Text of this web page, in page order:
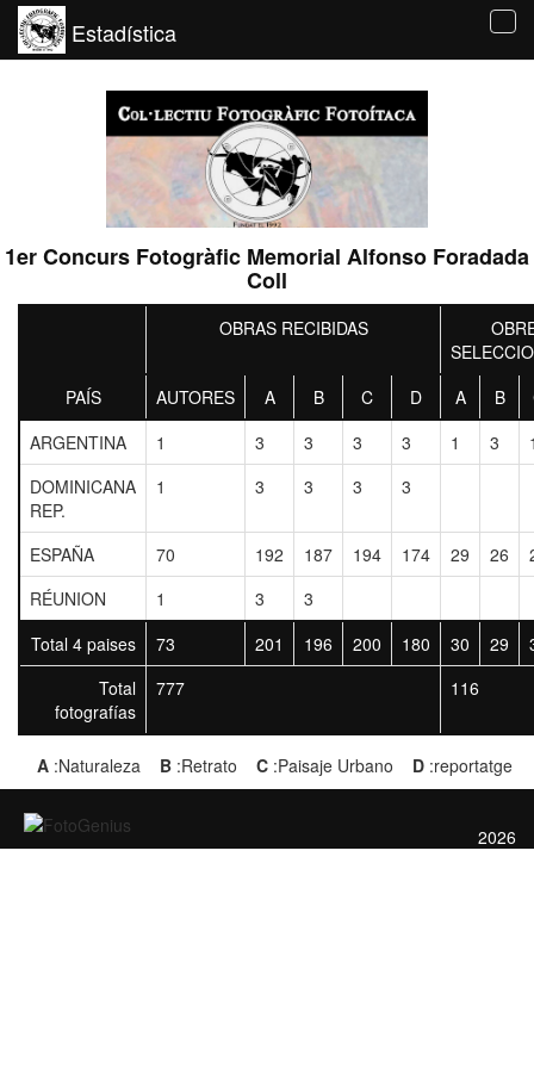
Estadística
1er Concurs Fotogràfic Memorial Alfonso Foradada
Coll
OBRAS RECIBIDAS
PAÍS
AUTORES A B C D A B
ARGENTINA
1 3 3 3 3 1 3
DOMINICANA
REP.
1 3 3 3 3
ESPAÑA 70 192 187 194 174 29 26
RÉUNION
1 3
3
Total 4 paises
73 201 196 200 180 30 29
Total
fotografías
777 116
A:Naturaleza B:Retrato C:Paisaje Urbano D:reportatge
2026